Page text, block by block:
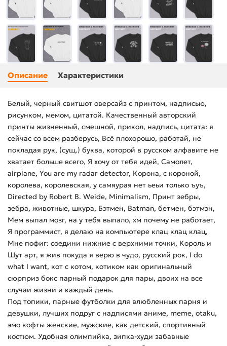
Описание Характеристики
Белый, черный свитшот оверсайз с принтом, надписью,
рисунком, мемом, цитатой. Качественный авторский
принты жизненный, смешной, прикол, надпись, цитата: я
сейчас со всем разберусь, Всё плохорошо, работай, не
покладая рук, (сущ.) буква, которой в русском алфавите не
хватает больше всего, Я хочу от тебя идей, Самолет,
airplane, You are my radar detector, Корона, с короной,
королева, королевская, у самяурая нет ьеьи только ъуъ,
Directed by Robert B. Weide, Minimalism, Принт зебры,
зебра, животные, шкура, Бэтмен, Batman, бетмен, бэтмэн,
Мем выпал мозг, на у тебя выпало, хм почему не работает,
Я программист, я делаю на компьютере клац клац клац,
Мне пофиг: соедини нижние с верхними точки, Король и
Шут арт, я жив покуда я верю в чудо, русский рок, I do
what I want, кот с котом, котиком как оригинальный
сюрприз бокс парный подарок для пары, двоих на все
случаи жизни и каждый день.
Под топики, парные футболки для влюбленных парня и
девушки, лучших подруг с надписями аниме, meme, otaku,
эмо кофты женские, мужские, как детский, спортивный
костюм. Удобная олимпийка, зипка-худи забавные